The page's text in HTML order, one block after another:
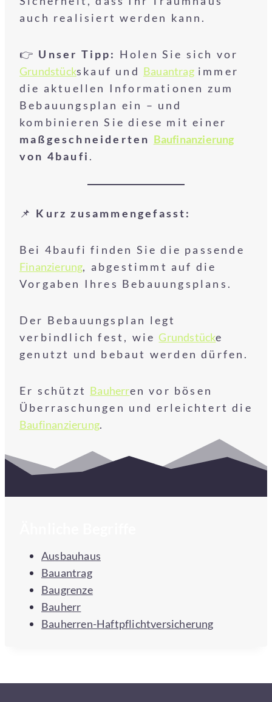
auch realisiert werden kann.
👉 Unser Tipp: Holen Sie sich vor
Grundstückskauf und Bauantragimmer
die aktuellen Informationen zum
Bebauungsplan ein – und
kombinieren Sie diese mit einer
maßgeschneiderten Baufinanzierung
von 4baufi .
📌 Kurz zusammengefasst:
Bei 4baufi finden Sie die passende
Finanzierung, abgestimmt auf die
Vorgaben Ihres Bebauungsplans.
Der Bebauungsplan legt
verbindlich fest, wie Grundstücke
genutzt und bebaut werden dürfen.
Er schützt Bauherren vor bösen
Überraschungen und erleichtert die
Baufinanzierung.
Ausbauhaus
Bauantrag
Baugrenze
Bauherr
Bauherren-Haftpflichtversicherung